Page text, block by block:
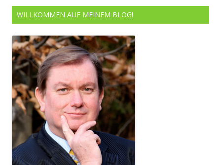
WILLKOMMEN AUF MEINEM BLOG!